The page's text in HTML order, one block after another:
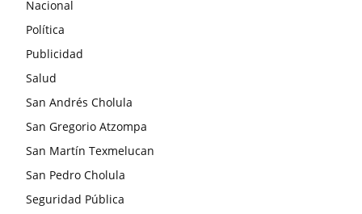
Nacional
Política
Publicidad
Salud
San Andrés Cholula
San Gregorio Atzompa
San Martín Texmelucan
San Pedro Cholula
Seguridad Pública